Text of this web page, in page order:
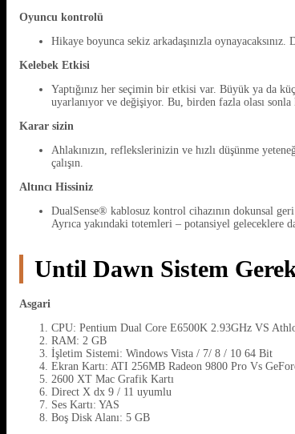
Oyuncu kontrolü
Hikaye boyunca sekiz arkadaşınızla
Kelebek Etkisi
Yaptığınız her seçimin bir etkisi var. Büyük ya da
uyarlanıyor ve değişiyor. Bu, birden fazla olası sonla
Karar sizin
Ahlakınızın, reflekslerinizin ve hızlı düşünme
çalışın.
Altıncı Hissiniz
DualSense® kablosuz kontrol cihazının dokunsal
Ayrıca yakındaki totemleri – potansiyel geleceklere
Until Dawn Sistem
Asgari
CPU: Pentium Dual Core E6500K 2.93GHz VS
RAM: 2 GB
İşletim Sistemi: Windows Vista / 7/ 8 / 10 64 Bit
Ekran Kartı: ATI 256MB Radeon 9800 Pro Vs
2600 XT Mac Grafik Kartı
Direct X dx 9 / 11 uyumlu
Ses Kartı: YAS
Boş Disk Alanı: 5 GB